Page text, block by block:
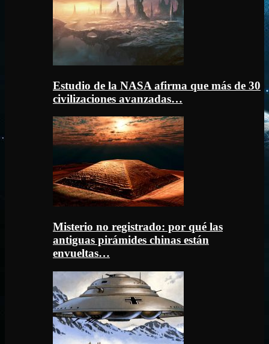
Estudio de la NASA afirma que más de 30
civilizaciones avanzadas…
Misterio no registrado: por qué las
antiguas pirámides chinas están
envueltas…